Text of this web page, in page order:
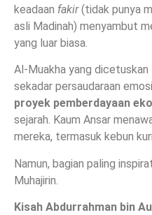
keadaan fakir(tidak punya
asli Madinah) menyambut
yang luar biasa.
Al-Muakha yang dicetuskan
sekadar persaudaraan
proyek pemberdayaan
sejarah. Kaum Ansar
mereka, termasuk kebun
Namun, bagian paling
Muhajirin.
Kisah Abdurrahman bin